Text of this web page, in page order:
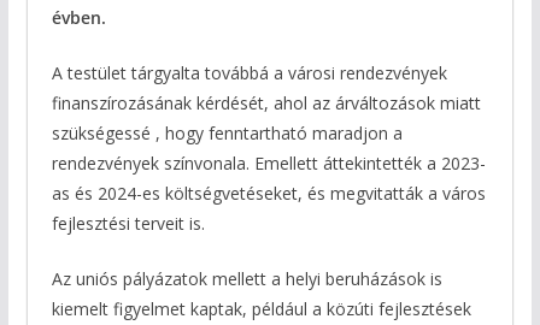
évben.
A testület tárgyalta továbbá a városi rendezvények
finanszírozásának kérdését, ahol az árváltozások miatt
szükségessé , hogy fenntartható maradjon a
rendezvények színvonala. Emellett áttekintették a 2023-
as és 2024-es költségvetéseket, és megvitatták a város
fejlesztési terveit is.
Az uniós pályázatok mellett a helyi beruházások is
kiemelt figyelmet kaptak, például a közúti fejlesztések